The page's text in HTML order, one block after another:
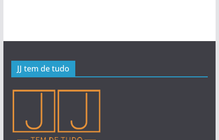
JJ tem de tudo